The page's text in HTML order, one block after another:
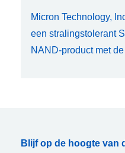
Micron Technology,
een stralingstolerant
NAND-product met
Blijf op de hoogte van